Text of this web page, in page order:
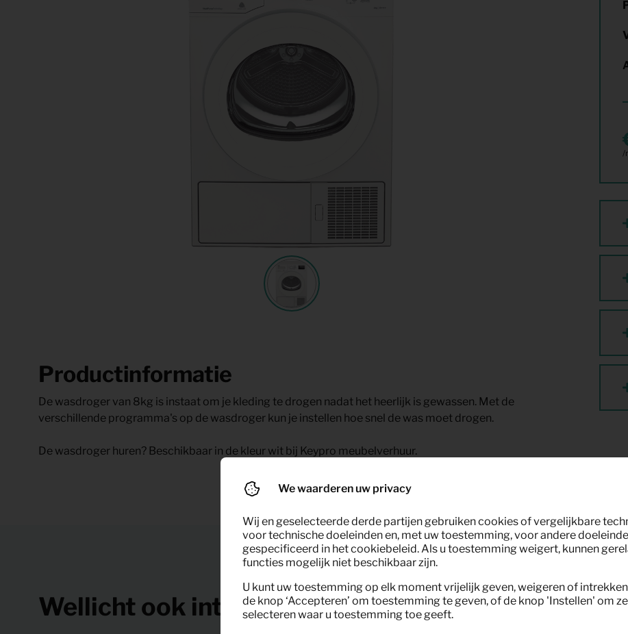
Productinformatie
De wasdroger van 8kg is instaat om je kleding te drogen nadat het heerlijk is gewassen. Met de
verschillende programma's op de wasdroger kun je instellen hoe snel de was moet drogen.
De wasdroger huren? Beschikbaar in de kleur wit bij Keypro meubelverhuur.
Wellicht ook interessant
We waarderen uw privacy
Wij en geselecteerde derde partijen gebruiken cookies of vergelijkbare
voor technische doeleinden en, met uw toestemming, voor andere
gespecificeerd in het cookiebeleid. Als u toestemming weigert, kunnen
functies mogelijk niet beschikbaar zijn.
U kunt uw toestemming op elk moment vrijelijk geven, weigeren of
de knop ‘Accepteren’ om toestemming te geven, of de knop 'Instellen' om
selecteren waar u toestemming toe geeft.